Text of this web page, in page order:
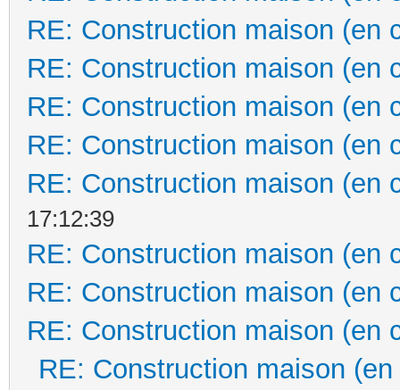
RE: Construction maison (en
RE: Construction maison (en
RE: Construction maison (en
RE: Construction maison (en
RE: Construction maison (en
17:12:39
RE: Construction maison (en
RE: Construction maison (en
RE: Construction maison (en
RE: Construction maison